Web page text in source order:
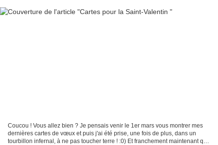
Coucou ! Vous allez bien ? Je pensais venir le 1er mars vous montrer mes
dernières cartes de vœux et puis j'ai été prise, une fois de plus, dans un
tourbillon infernal, à ne pas toucher terre ! :0) Et franchement maintenant que